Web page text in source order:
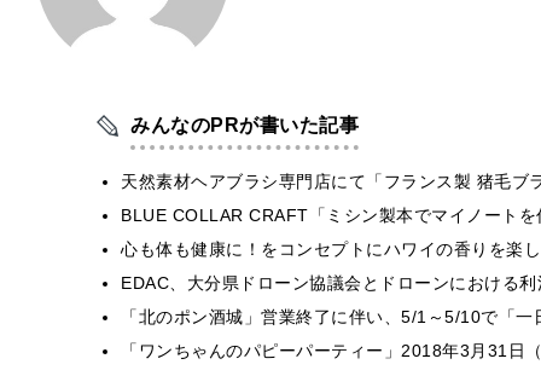
みんなのPRが書いた記事
天然素材ヘアブラシ専門店にて「フランス製 猪毛ブ
BLUE COLLAR CRAFT「ミシン製本でマイノート
心も体も健康に！をコンセプトにハワイの香りを楽
EDAC、大分県ドローン協議会とドローンにおける
「北のポン酒城」営業終了に伴い、5/1～5/10で「
「ワンちゃんのパピーパーティー」2018年3月31日